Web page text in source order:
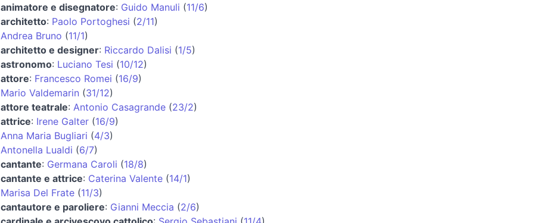
animatore e disegnatore: Guido Manuli (11/6)
architetto: Paolo Portoghesi (2/11)
Andrea Bruno (11/1)
architetto e designer: Riccardo Dalisi (1/5)
astronomo: Luciano Tesi (10/12)
attore: Francesco Romei (16/9)
Mario Valdemarin (31/12)
attore teatrale: Antonio Casagrande(23/2)
attrice: Irene Galter(16/9)
Anna Maria Bugliari (4/3)
Antonella Lualdi (6/7)
cantante: Germana Caroli (18/8)
cantante e attrice: Caterina Valente(14/1)
Marisa Del Frate(11/3)
cantautore e paroliere: Gianni Meccia (2/6)